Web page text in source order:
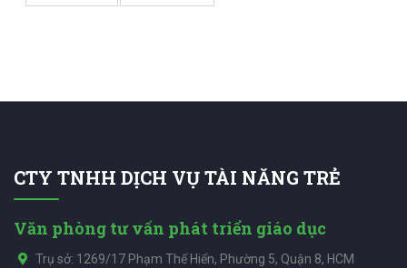
CTY TNHH DỊCH VỤ TÀI NĂNG TRẺ
Văn phòng tư vấn phát triển giáo dục
Trụ sở: 1269/17 Phạm Thế Hiển, Phường 5, Quận 8, HCM